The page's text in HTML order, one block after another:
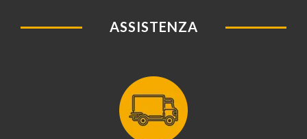
ASSISTENZA